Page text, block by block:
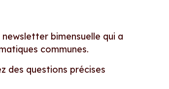
newsletter bimensuelle qui a
communes.
des questions précises